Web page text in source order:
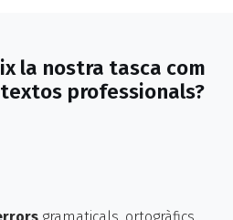
la nostra tasca com
professionals?